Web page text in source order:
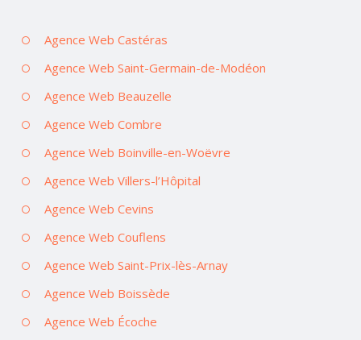
Agence Web Castéras
Agence Web Saint-Germain-de-Modéon
Agence Web Beauzelle
Agence Web Combre
Agence Web Boinville-en-Woëvre
Agence Web Villers-l’Hôpital
Agence Web Cevins
Agence Web Couflens
Agence Web Saint-Prix-lès-Arnay
Agence Web Boissède
Agence Web Écoche